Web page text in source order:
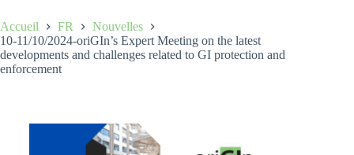
Accueil FR
Nouvelles
10-11/10/2024-oriGIn’s Expert Meeting on the latest
developments and challenges related to GI protection and
enforcement